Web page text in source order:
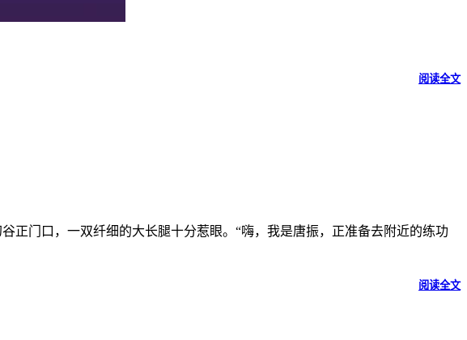
阅读全文
正门口，一双纤细的大长腿十分惹眼。“嗨，我是唐振，正准备去附近的练功
阅读全文